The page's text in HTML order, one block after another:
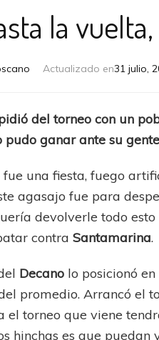
la
Actualizado en31 julio,
del torneo con un
pudo ganar ante su
fue una fiesta, fuego
agasajo fue para
devolverle todo
contra Santamarina.
Decano lo posicionó
promedio. Arrancó el
el torneo que viene
hinchas es que